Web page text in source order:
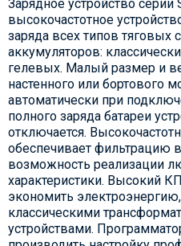
Зарядное устройство серии
высокочастотное
заряда всех типов тяговых
аккумуляторов:
гелевых. Малый размер и
настенного или бортового
автоматически при
полного заряда батареи
отключается.
обеспечивает фильтрацию
возможность реализации
характеристики. Высокий
экономить
классическими
устройствами.